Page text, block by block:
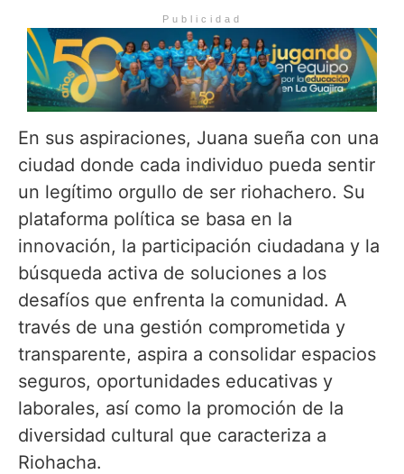
Publicidad
En sus aspiraciones, Juana sueña con una
ciudad donde cada individuo pueda sentir
un legítimo orgullo de ser riohachero. Su
plataforma política se basa en la
innovación, la participación ciudadana y la
búsqueda activa de soluciones a los
desafíos que enfrenta la comunidad. A
través de una gestión comprometida y
transparente, aspira a consolidar espacios
seguros, oportunidades educativas y
laborales, así como la promoción de la
diversidad cultural que caracteriza a
Riohacha.